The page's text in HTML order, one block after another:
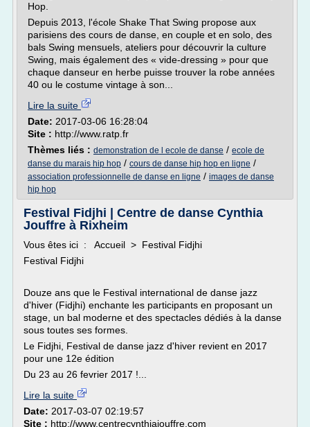
Hop.
Depuis 2013, l'école Shake That Swing propose aux
parisiens des cours de danse, en couple et en solo, des
bals Swing mensuels, ateliers pour découvrir la culture
Swing, mais également des « vide-dressing » pour que
chaque danseur en herbe puisse trouver la robe années
40 ou le costume vintage à son...
Lire la suite
Date: 2017-03-06 16:28:04
Site : http://www.ratp.fr
Thèmes liés : demonstration de l ecole de danse / ecole de
danse du marais hip hop / cours de danse hip hop en ligne /
association professionnelle de danse en ligne / images de danse
hip hop
Festival Fidjhi | Centre de danse Cynthia
Jouffre à Rixheim
Vous êtes ici : Accueil > Festival Fidjhi
Festival Fidjhi
Douze ans que le Festival international de danse jazz
d'hiver (Fidjhi) enchante les participants en proposant un
stage, un bal moderne et des spectacles dédiés à la danse
sous toutes ses formes.
Le Fidjhi, Festival de danse jazz d'hiver revient en 2017
pour une 12e édition
Du 23 au 26 fevrier 2017 !...
Lire la suite
Date: 2017-03-07 02:19:57
Site : http://www.centrecynthiajouffre.com